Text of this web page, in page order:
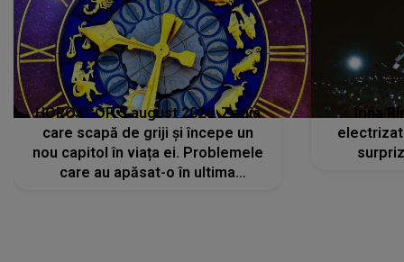
HOROSCOP 5 august 2026. Zodia
care scapă de griji și începe un
nou capitol în viața ei. Problemele
care au apăsat-o în ultima
Irina